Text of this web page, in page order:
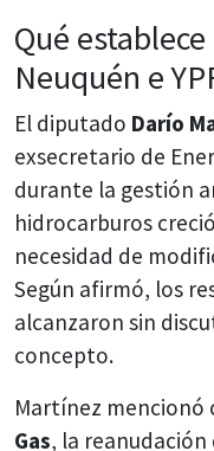
Qué
Neuquén e
El diputado Darío
exsecretario de
durante la gestión
hidrocarburos
necesidad de
Según afirmó, los
alcanzaron sin
concepto.
Martínez
Gas, la